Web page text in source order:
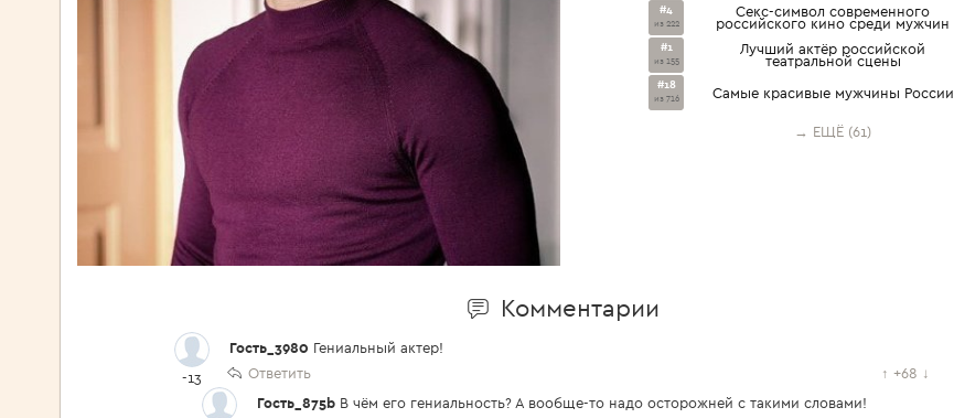
#4
из 222
Секс-символ современного
российского кино среди мужчин
#1
из 155
Лучший актёр российской
театральной сцены
#18
из 716 Самые красивые мужчины России
→ ЕЩЁ (61)
Комментарии
-13
Гость_3980 Гениальный актер!
Ответить
↑ +68 ↓
Гость_875b В чём его гениальность? А вообще-то надо осторожней с такими словами!